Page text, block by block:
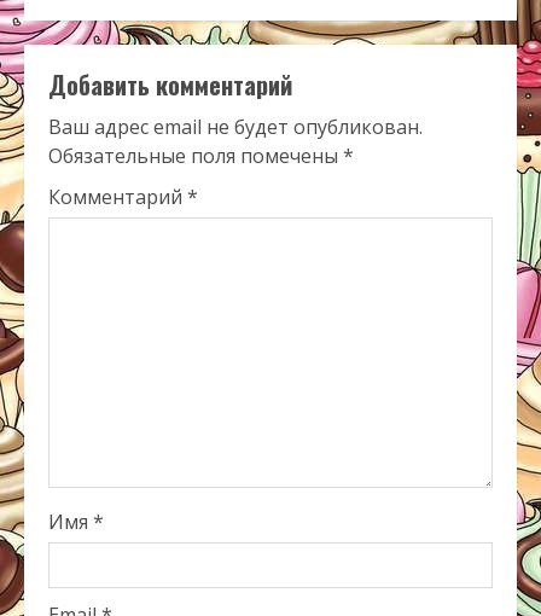
Добавить комментарий
Ваш адрес email не будет опубликован.
Обязательные поля помечены *
Комментарий *
Имя *